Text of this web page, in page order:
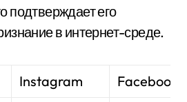
подтверждает его
в интернет-среде.
Instagram
Facebook